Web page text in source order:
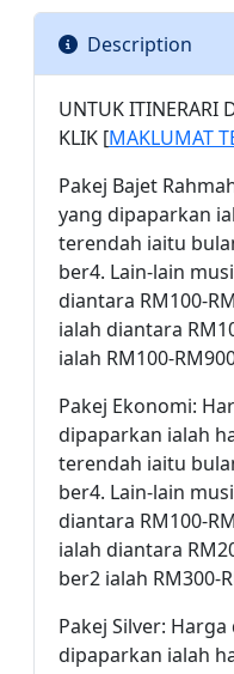
Description
UNTUK ITINERARI
KLIK [MAKLUMAT
Pakej Bajet
yang dipaparkan
terendah iaitu
ber4. Lain-lain
diantara RM100-
ialah diantara
ialah RM100-
Pakej Ekonomi:
dipaparkan ialah
terendah iaitu
ber4. Lain-lain
diantara RM100-
ialah diantara
ber2 ialah RM300-
Pakej Silver:
dipaparkan ialah